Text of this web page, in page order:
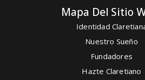
Mapa Del Sitio
Identidad
Nuestro Sueño
Fundadores
Hazte Claretiano